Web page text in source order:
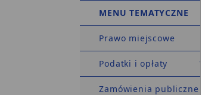
MENU TEMATYCZNE
Prawo miejscowe
Podatki i opłaty
Zamówienia publiczne